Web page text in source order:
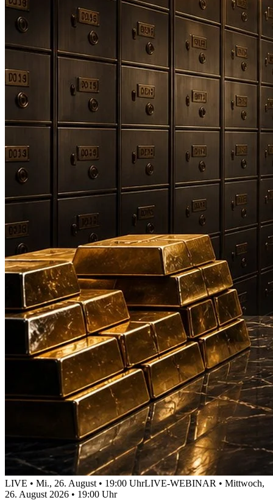
LIVE • Mi., 26. August • 19:00 UhrLIVE-WEBINAR • Mittwoch,
26. August 2026 • 19:00 Uhr